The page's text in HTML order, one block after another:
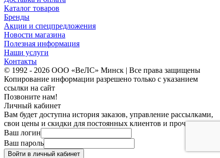
Каталог товаров
Бренды
Акции и спецпредложения
Новости магазина
Полезная информация
Наши услуги
Контакты
© 1992 - 2026 ООО «ВеЛС» Минск | Все права защищены
Копирование информации разрешено только с указанием
ссылки на сайт
Позвоните нам!
Личный кабинет
Вам будет доступна история заказов, управление рассылками,
свои цены и скидки для постоянных клиентов и прочее.
Ваш логин
Ваш пароль
Войти в личный кабинет